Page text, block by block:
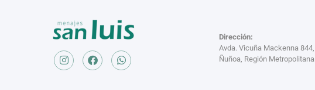
Dirección:
Avda. Vicuña Mackenna 844,
Ñuñoa, Región Metropolitana